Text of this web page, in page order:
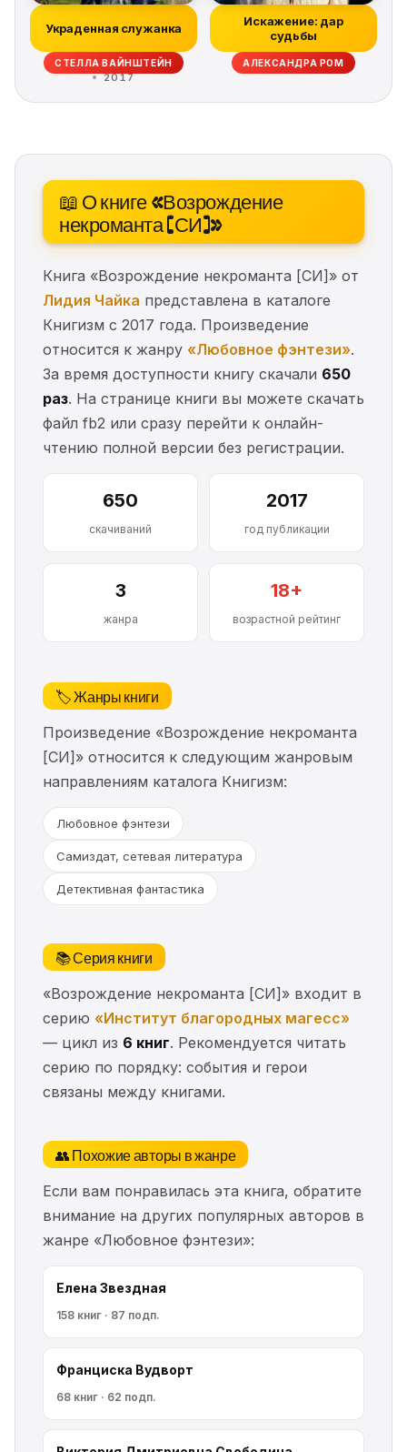
Украденная служанка
СТЕЛЛА ВАЙНШТЕЙН
2017
Искажение: дар
судьбы
АЛЕКСАНДРА РОМ
📖 О книге «Возрождение
некроманта [СИ]»
Книга «Возрождение некроманта [СИ]» от
Лидия Чайка представлена в каталоге
Книгизм с 2017 года. Произведение
относится к жанру «Любовное фэнтези».
За время доступности книгу скачали 650
раз. На странице книги вы можете скачать
файл fb2 или сразу перейти к онлайн-
чтению полной версии без регистрации.
650
скачиваний
2017
год публикации
3
жанра
18+
возрастной рейтинг
🏷️ Жанры книги
Произведение «Возрождение некроманта
[СИ]» относится к следующим жанровым
направлениям каталога Книгизм:
Любовное фэнтези
Самиздат, сетевая литература
Детективная фантастика
📚 Серия книги
«Возрождение некроманта [СИ]» входит в
серию «Институт благородных магесс»
— цикл из 6 книг. Рекомендуется читать
серию по порядку: события и герои
связаны между книгами.
👥 Похожие авторы в жанре
Если вам понравилась эта книга, обратите
внимание на других популярных авторов в
жанре «Любовное фэнтези»:
Елена Звездная
158 книг · 87 подп.
Франциска Вудворт
68 книг · 62 подп.